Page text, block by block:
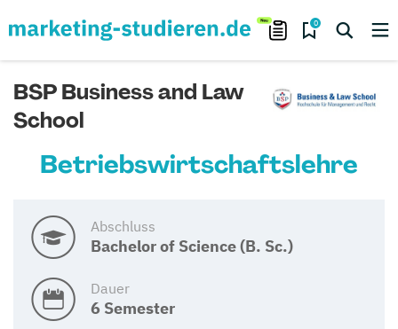
0
BSP Business and Law
School
Betriebswirtschaftslehre
Abschluss
Bachelor of Science (B. Sc.)
Dauer
6 Semester